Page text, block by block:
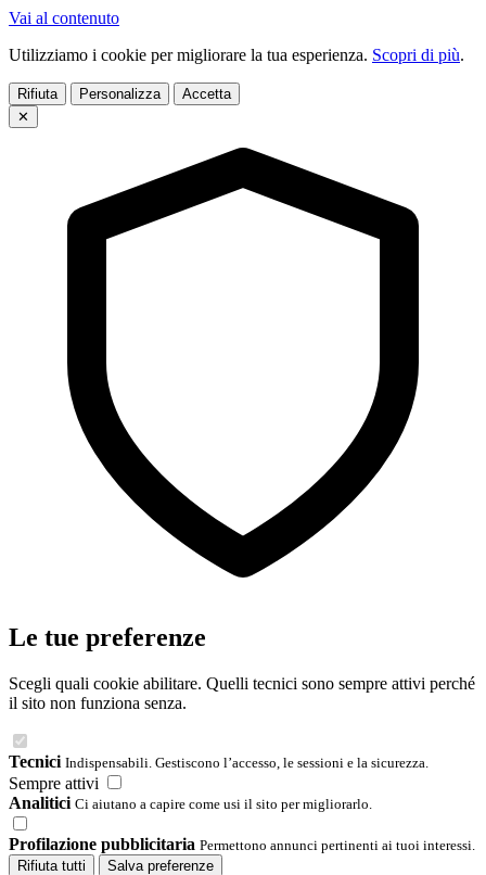
Vai al contenuto
Utilizziamo i cookie per migliorare la tua esperienza. Scopri di più.
Rifiuta Personalizza
Accetta
✕
Le tue preferenze
Scegli quali cookie abilitare. Quelli tecnici sono sempre attivi perché
il sito non funziona senza.
Tecnici Indispensabili. Gestiscono l’accesso, le sessioni e la sicurezza.
Sempre attivi
Analitici Ci aiutano a capire come usi il sito per migliorarlo.
Profilazione pubblicitaria Permettono annunci pertinenti ai tuoi interessi.
Rifiuta tutti
Salva preferenze